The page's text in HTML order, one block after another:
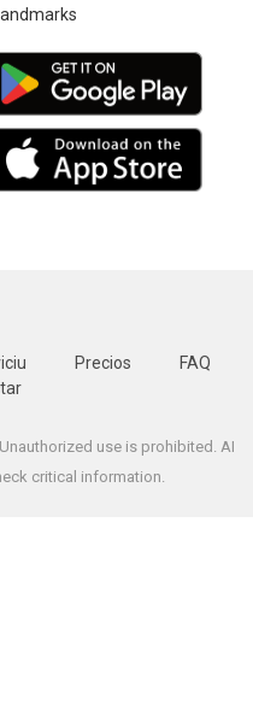
Precios
FAQ
use is prohibited. AI
critical information.